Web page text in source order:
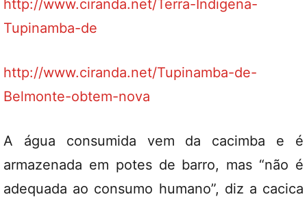
http://www.ciranda.net/Terra-Indigena-
Tupinamba-de
http://www.ciranda.net/Tupinamba-de-
Belmonte-obtem-nova
A água consumida vem da cacimba e é
armazenada em potes de barro, mas “não é
adequada ao consumo humano”, diz a cacica